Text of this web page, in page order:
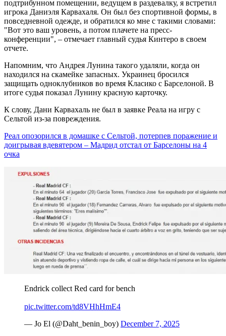
подтрибунном помещении, ведущем в раздевалку, я встретил
игрока Даниэля Карвахаля. Он был без спортивной формы, в
повседневной одежде, и обратился ко мне с такими словами:
"Вот это ваш уровень, а потом плачете на пресс-
конференции", – отмечает главный судья Кинтеро в своем
отчете.
Напомним, что Андрея Лунина такого удаляли, когда он
находился на скамейке запасных. Украинец бросился
защищать одноклубников во время Класико с Барселоной. В
итоге судья показал Лунину красную карточку.
К слову, Дани Карвахаль не был в заявке Реала на игру с
Сельтой из-за повреждения.
Реал опозорился в домашке с Сельтой, потерпев поражение и
доигрывая вдевятером – Мадрид отстал от Барселоны на 4
очка
Endrick collect Red card for bench
pic.twitter.com/td8VHhHmE4
— Jo El (@Daht_benin_boy) December 7, 2025